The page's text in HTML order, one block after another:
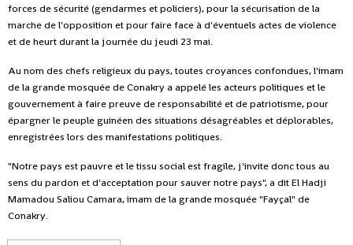
forces de sécurité (gendarmes et policiers), pour la sécurisation de la
marche de l'opposition et pour faire face à d'éventuels actes de violence
et de heurt durant la journée du jeudi 23 mai.
Au nom des chefs religieux du pays, toutes croyances confondues, l'imam
de la grande mosquée de Conakry a appelé les acteurs politiques et le
gouvernement à faire preuve de responsabilité et de patriotisme, pour
épargner le peuple guinéen des situations désagréables et déplorables,
enregistrées lors des manifestations politiques.
"Notre pays est pauvre et le tissu social est fragile, j'invite donc tous au
sens du pardon et d'acceptation pour sauver notre pays", a dit El Hadji
Mamadou Saliou Camara, imam de la grande mosquée "Fayçal" de
Conakry.